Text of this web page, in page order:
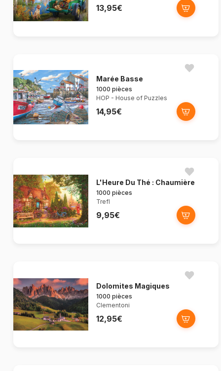
13,95€
Marée Basse
1000 pièces
HOP - House of Puzzles
14,95€
L'Heure Du Thé : Chaumière
1000 pièces
Trefl
9,95€
Dolomites Magiques
1000 pièces
Clementoni
12,95€